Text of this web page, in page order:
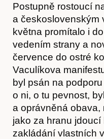
Postupně rostoucí
a československým
května promítalo i
vedením strany a
července do ostré
Vaculíkova
byl psán na
o ni, o tu pevnost,
a oprávněná obava,
jako za hranu
zakládání vlastních